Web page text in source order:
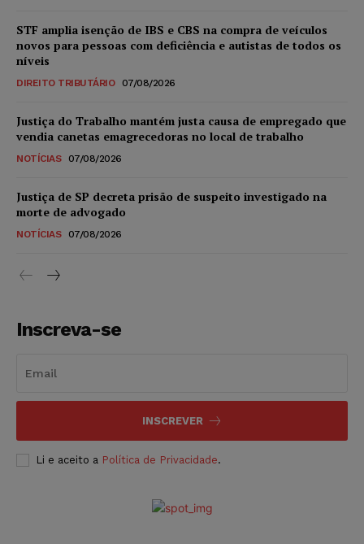
STF amplia isenção de IBS e CBS na compra de veículos
novos para pessoas com deficiência e autistas de todos os
níveis
DIREITO TRIBUTÁRIO 07/08/2026
Justiça do Trabalho mantém justa causa de empregado que
vendia canetas emagrecedoras no local de trabalho
NOTÍCIAS 07/08/2026
Justiça de SP decreta prisão de suspeito investigado na
morte de advogado
NOTÍCIAS 07/08/2026
Inscreva-se
INSCREVER
Li e aceito a Política de Privacidade.